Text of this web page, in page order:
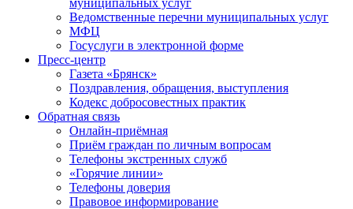
муниципальных услуг
Ведомственные перечни муниципальных услуг
МФЦ
Госуслуги в электронной форме
Пресс-центр
Газета «Брянск»
Поздравления, обращения, выступления
Кодекс добросовестных практик
Обратная связь
Онлайн-приёмная
Приём граждан по личным вопросам
Телефоны экстренных служб
«Горячие линии»
Телефоны доверия
Правовое информирование